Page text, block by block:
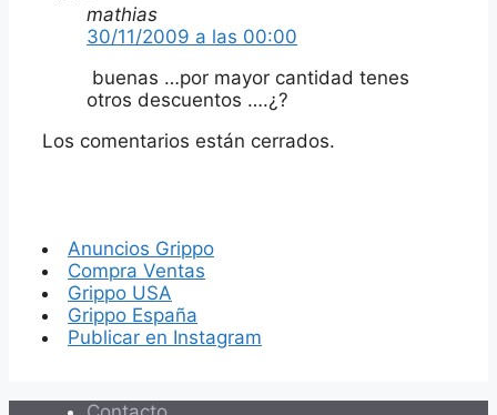
mathias
30/11/2009 a las 00:00
buenas …por mayor cantidad tenes
otros descuentos ….¿?
Los comentarios están cerrados.
Anuncios Grippo
Compra Ventas
Grippo USA
Grippo España
Publicar en Instagram